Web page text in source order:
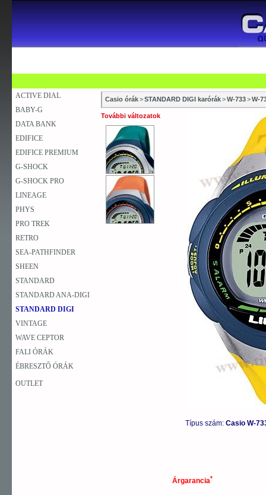
ACTIVE DIAL
BABY-G
DATA BANK
EDIFICE
EDIFICE PREMIUM
G-SHOCK
G-SHOCK PRO
LINEAGE
PHYS
PRO TREK
RETRO
SEA-PATHFINDER
SHEEN
STANDARD
STANDARD ANA-DIGI
STANDARD DIGI
VINTAGE
WAVE CEPTOR
FALI ÓRÁK
ÉBRESZTŐ ÓRÁK
OUTLET
Casio órák>STANDARD DIGI karórák>W-733>W-
További változatok
Típus szám: Casio W-
Árgarancia*